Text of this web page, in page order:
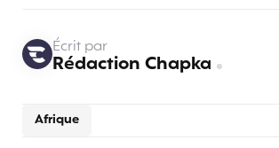
Afrique
Écrit par
Rédaction Chapka